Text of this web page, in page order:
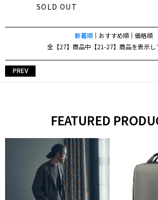
SOLD OUT
新着順 おすすめ順 価格順
PREV
全【27】商品中【21-27】商品を表示し
FEATURED